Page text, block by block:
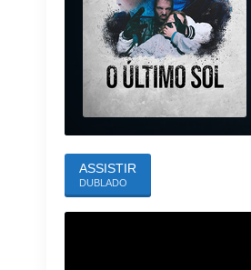
ASSISTIR
DUBLADO